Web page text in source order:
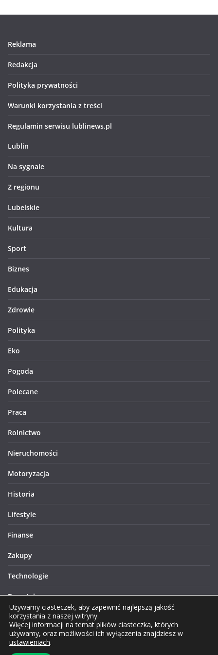
Reklama
Redakcja
Polityka prywatności
Warunki korzystania z treści
Regulamin serwisu lublinews.pl
Lublin
Na sygnale
Z regionu
Lubelskie
Kultura
Sport
Biznes
Edukacja
Zdrowie
Polityka
Eko
Pogoda
Polecane
Praca
Rolnictwo
Nieruchomości
Motoryzacja
Historia
Lifestyle
Finanse
Zakupy
Technologie
Turystyka
Używamy ciasteczek, aby zapewnić najlepszą jakość
korzystania z naszej witryny.
Więcej informacji na temat plików ciasteczka, których
używamy, oraz możliwości ich wyłączenia znajdziesz w
ustawieniach.